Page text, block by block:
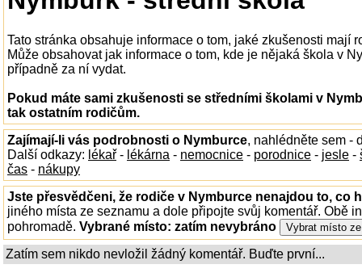
Tato stránka obsahuje informace o tom, jaké zkušenosti mají
Může obsahovat jak informace o tom, kde je nějaká škola v
případně za ní vydat.
Pokud máte sami zkušenosti se středními školami v
tak ostatním rodičům.
Zajímají-li vás podrobnosti o Nymburce, nahlédněte sem -
Další odkazy: lékař - lékárna - nemocnice - porodnice - jesle -
čas - nákupy
Jste přesvědčeni, že rodiče v Nymburce nenajdou to, co
jiného místa ze seznamu a dole připojte svůj komentář. Obě
pohromadě. Vybrané místo: zatím nevybráno
Zatím sem nikdo nevložil žádný komentář. Buďte první...